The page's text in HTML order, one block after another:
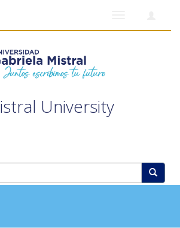
University